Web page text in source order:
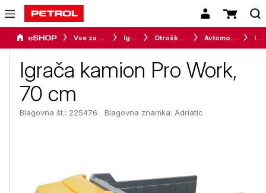
Vse za otroke Igrače Otroške igrače Avtomobilčki / vozila
Igrača kamion Pro Work,
70 cm
Blagovna št.: 225476 Blagovna znamka: Adriatic